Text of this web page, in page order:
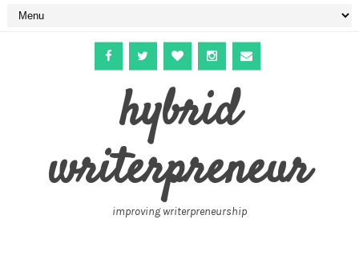
hybrid
writerpreneur
improving writerpreneurship